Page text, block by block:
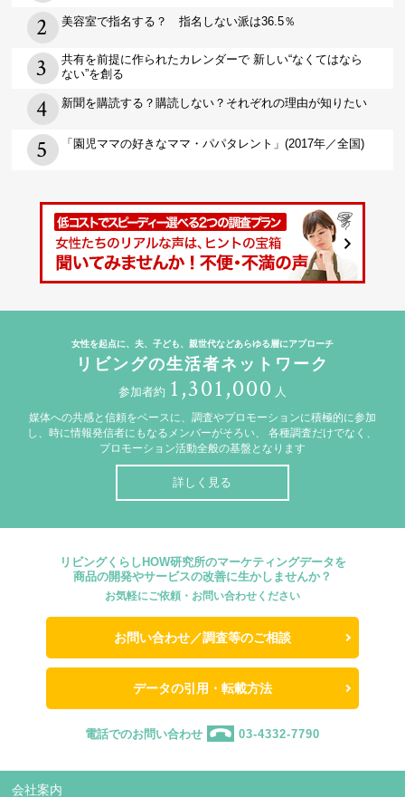
美容室で指名する？ 指名しない派は36.5％
共有を前提に作られたカレンダーで 新しい“なくてはなら
ない”を創る
新聞を購読する？購読しない？それぞれの理由が知りたい
「園児ママの好きなママ・パパタレント」(2017年／全国)
女性を起点に、夫、子ども、親世代などあらゆる層にアプローチ
リビングの生活者ネットワーク
参加者約 1,301,000 人
媒体への共感と信頼をベースに、調査やプロモーションに積極的に参加
し、時に情報発信者にもなるメンバーがそろい、
各種調査だけでなく、
プロモーション活動全般の基盤となります
詳しく見る
リビングくらしHOW研究所のマーケティングデータを
商品の開発やサービスの改善に生かしませんか？
お気軽にご依頼・お問い合わせください
お問い合わせ／調査等のご相談
データの引用・転載方法
電話でのお問い合わせ 03-4332-7790
会社案内